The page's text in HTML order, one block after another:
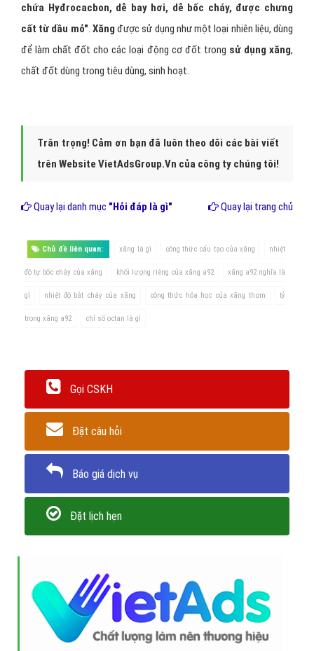
chứa Hyđrocacbon, dễ bay hơi, dễ bốc cháy, được chưng
cất từ dầu mỏ". Xăngđược sử dụng như một loại nhiên liệu, dùng
để làm chất đốt cho các loại động cơ đốt trong sử dụng xăng,
chất đốt dùng trong tiêu dùng, sinh hoạt.
Trân trọng! Cảm ơn bạn đã luôn theo dõi các bài viết
trên Website VietAdsGroup.Vn của công ty chúng tôi!
Quay lại danh mục "Hỏi đáp là gì" Quay lại trang chủ
Chủ đề liên quan: xăng là gì công thức cấu tạo của xăng nhiệt
độ tự bốc cháy của xăng khối lượng riêng của xăng a92 xăng a92 nghĩa là
gì nhiệt độ bắt cháy của xăng công thức hóa học của xăng thơm tỷ
trọng xăng a92 chỉ số octan là gì
Gọi CSKH
Đặt câu hỏi
Báo giá dịch vụ
Đặt lịch hẹn